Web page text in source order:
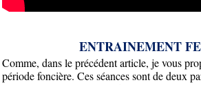
ENTRAINEMENT
Comme, dans le précédent article, je vous
période foncière. Ces séances sont de deux